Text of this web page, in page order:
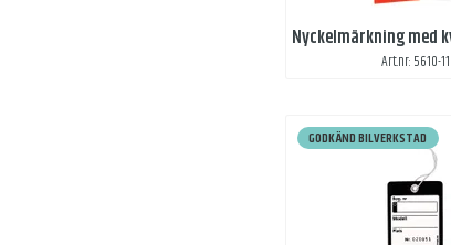
Art.nr: 5610-11
GODKÄND BILVERKSTAD